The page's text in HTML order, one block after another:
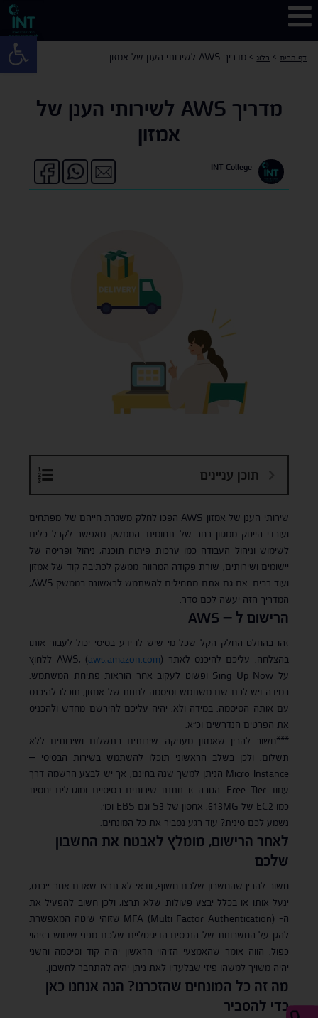
דף הבית > בלוג > מדריך AWS לשירותי הענן של אמזון
מדריך AWS לשירותי הענן של
אמזון
INT College
תוכן עניינים
שירותי הענן של אמזון AWS הפכו לחלק משגרת חייהם של מפתחים
ועובדי הייטק ממגוון רחב של תחומים. הממשק מאפשר לקבל כלים
לשימוש וניהול העבודה כמו ערכות פיתוח תוכנה, ניהול ופריסה של
יישומים ושירותים, שורת פקודה המהווה ממשק לכתיבה קוד של אמזון
ועוד רבים. אם גם אתם מתחילים להשתמש לראשונה בממשק AWS,
המדריך הזה יעשה לכם סדר.
הרישום ל – AWS
זהו בהחלט החלק הקל שכל מי שיש לו ידע בסיסי יכול לעבור אותו
בהצלחה. עליכם להיכנס לאתר AWS, (
aws.amazon.com
) ללחוץ
על Sing Up Now ופשוט לעקוב אחר הוראות פתיחת המשתמש.
במידה ויש לכם שם משתמש וסיסמה לחנות של אמזון, תוכלו להיכנס
עם אותה הסיסמה. במידה ולא, יהיה עליכם להירשם מחדש ולהכניס
את הפרטים הנדרשים וכ״א.
***חשוב להבין שאמזון מעניקה שירותים בתשלום ושירותים ללא
תשלום, ולכן בשלב הראשוני תוכלו להשתמש בשירות הבסיסי –
Micro Instance הניתן למשך שנה בחינם, אך יש לבצע הרשמה דרך
עמוד Free Tier. הטבה זו נותנת שירותים בסיסיים ומוגבלים יחסית
כמו EC2 של 613MG, אחסון של S3 וגם EBS וכו׳.
נשמע לכם סינית? עוד רגע נסביר את כל המונחים.
לאחר הרישום, מומלץ לאבטח את החשבון
שלכם
חשוב להבין שהחשבון שלכם חשוף, וודאי לא תרצו שאדם אחר ייכנס,
ינעל אותו או בכלל יבצע פעולות שלא תרצו, ולכן חשוב להפעיל את
ה- MFA (Multi Factor Authentication) שזוהי שיטה המאפשרת
להגן על החשבונות של הנכסים הדיגיטליים שלכם מפני שימוש בזיהוי
כפול. הווה אומר שהאמצעי הזיהוי הראשון יהיה קוד וסיסמה והשני
יהיה משויך למשהו פיזי שבלעדיו לאת ניתן יהיה להתחבר לחשבון.
מה זה כל המונחים שהזכרנו? הנה אנחנו כאן
כדי להסביר